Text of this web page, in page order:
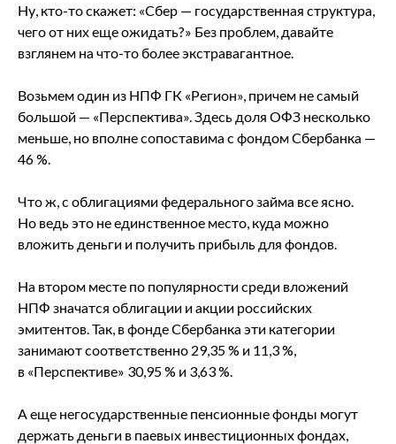
Ну, кто-то скажет: «Сбер — государственная структура,
чего от них еще ожидать?» Без проблем, давайте
взглянем на что-то более экстравагантное.
Возьмем один из НПФ ГК «Регион», причем не самый
большой — «Перспектива». Здесь доля ОФЗ несколько
меньше, но вполне сопоставима с фондом Сбербанка —
46 %.
Что ж, с облигациями федерального займа все ясно.
Но ведь это не единственное место, куда можно
вложить деньги и получить прибыль для фондов.
На втором месте по популярности среди вложений
НПФ значатся облигации и акции российских
эмитентов. Так, в фонде Сбербанка эти категории
занимают соответственно 29,35 % и 11,3 %,
в «Перспективе» 30,95 % и 3,63 %.
А еще негосударственные пенсионные фонды могут
держать деньги в паевых инвестиционных фондах,